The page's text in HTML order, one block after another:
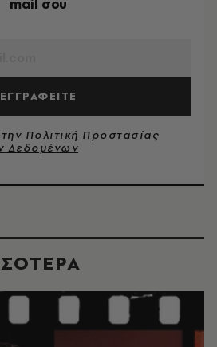
mail σου
ΕΓΓΡΑΦΕΙΤΕ
Πολιτική Προστασίας
Δεδομένων